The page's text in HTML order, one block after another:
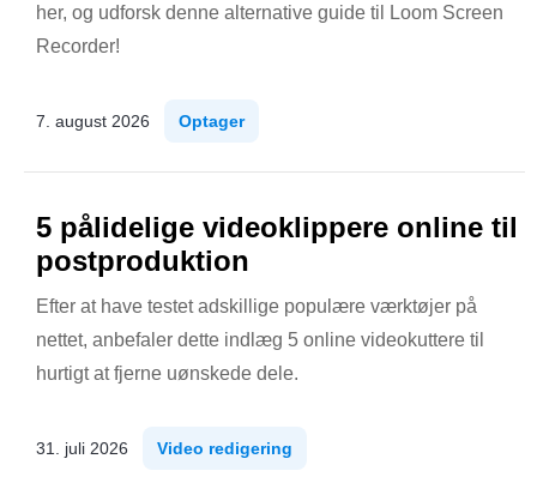
her, og udforsk denne alternative guide til Loom Screen
Recorder!
7. august 2026 Optager
5 pålidelige videoklippere online til
postproduktion
Efter at have testet adskillige populære værktøjer på
nettet, anbefaler dette indlæg 5 online videokuttere til
hurtigt at fjerne uønskede dele.
31. juli 2026 Video redigering